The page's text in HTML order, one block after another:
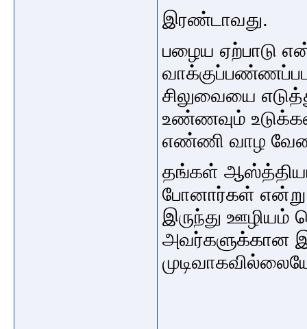
இரண்டாவது.
பழைய ஏற்பாடு
சிலுவையை
உண்ணவும்
எண்ணி வாழ
தங்கள்
போனார்கள் என்று
இருந்து ஊழியம்
அவர்களுக்கான